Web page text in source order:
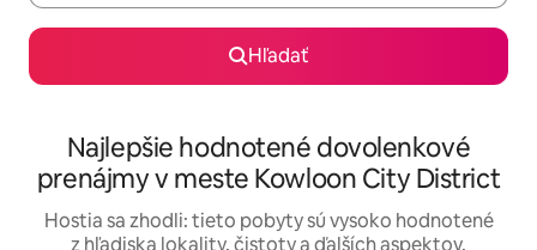
Hľadať
Najlepšie hodnotené dovolenkové
prenájmy v meste Kowloon City District
Hostia sa zhodli: tieto pobyty sú vysoko hodnotené
z hľadiska lokality, čistoty a ďalších aspektov.